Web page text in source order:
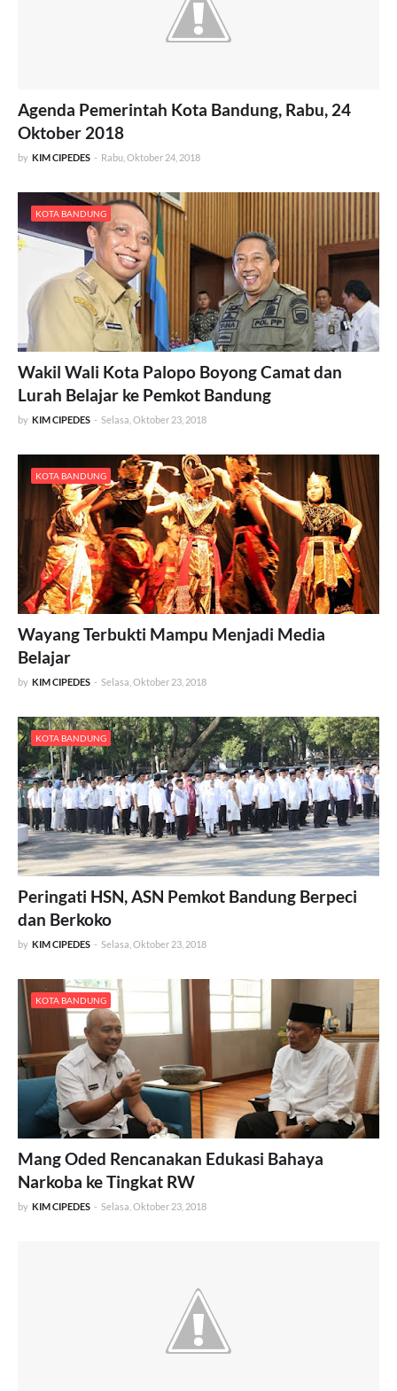
Agenda Pemerintah Kota Bandung, Rabu, 24
Oktober 2018
by KIM CIPEDES - Rabu, Oktober 24, 2018
KOTA BANDUNG
Wakil Wali Kota Palopo Boyong Camat dan
Lurah Belajar ke Pemkot Bandung
by KIM CIPEDES - Selasa, Oktober 23, 2018
KOTA BANDUNG
Wayang Terbukti Mampu Menjadi Media
Belajar
by KIM CIPEDES - Selasa, Oktober 23, 2018
KOTA BANDUNG
Peringati HSN, ASN Pemkot Bandung Berpeci
dan Berkoko
by KIM CIPEDES - Selasa, Oktober 23, 2018
KOTA BANDUNG
Mang Oded Rencanakan Edukasi Bahaya
Narkoba ke Tingkat RW
by KIM CIPEDES - Selasa, Oktober 23, 2018